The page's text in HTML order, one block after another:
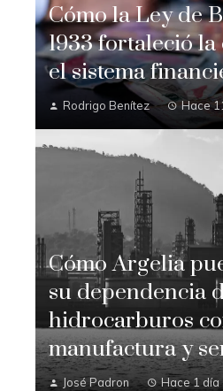
Cómo la Ley de
1933 fortaleció
el sistema
Rodrigo Benítez Hace
Cómo Argelia
su dependencia
hidrocarburos
manufactura y
José Padron Hace 1 día